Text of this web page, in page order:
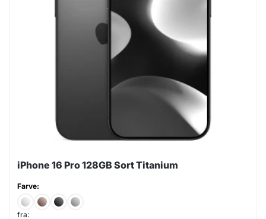
iPhone 16 Pro 128GB Sort Titanium
Farve:
fra: